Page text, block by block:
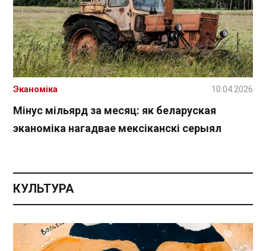
Мінус мільярд за месяц: як беларуская
эканоміка нагадвае мексіканскі серыял
Эканоміка 10.04.2026
КУЛЬТУРА